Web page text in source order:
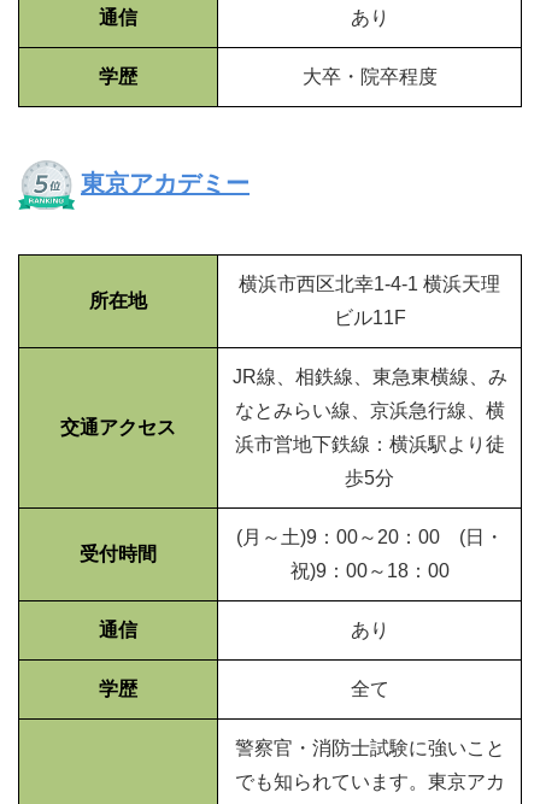
通信 あり
学歴 大卒・院卒程度
東京アカデミー
所在地
横浜市西区北幸1-4-1 横浜天理
ビル11F
交通アクセス
JR線、相鉄線、東急東横線、み
なとみらい線、京浜急行線、横
浜市営地下鉄線：横浜駅より徒
歩5分
受付時間
(月～土)9：00～20：00 (日・
祝)9：00～18：00
通信 あり
学歴 全て
警察官・消防士試験に強いこと
でも知られています。東京アカ